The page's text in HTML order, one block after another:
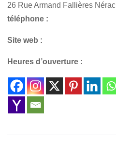
26 Rue Armand Fallières Nérac
téléphone :
Site web :
Heures d’ouverture :